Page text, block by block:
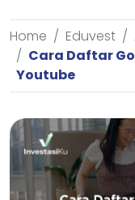
Home Eduvest
Cara Daftar
Youtube